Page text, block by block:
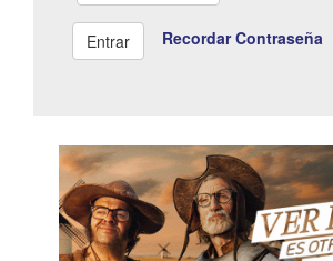
Recordar Contraseña